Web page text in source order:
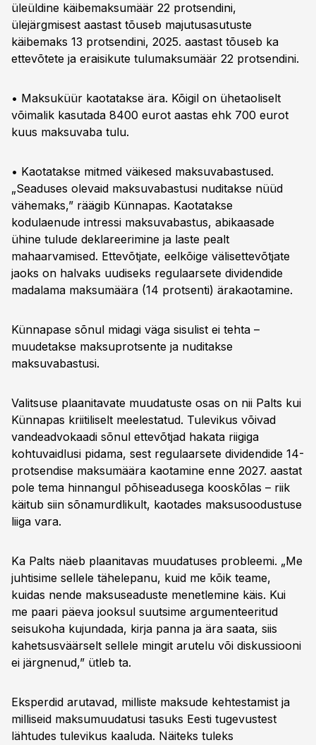
üleüldine käibemaksumäär 22 protsendini,
ülejärgmisest aastast tõuseb majutusasutuste
käibemaks 13 protsendini, 2025. aastast tõuseb ka
ettevõtete ja eraisikute tulumaksumäär 22 protsendini.
• Maksuküür kaotatakse ära. Kõigil on ühetaoliselt
võimalik kasutada 8400 eurot aastas ehk 700 eurot
kuus maksuvaba tulu.
• Kaotatakse mitmed väikesed maksuvabastused.
„Seaduses olevaid maksuvabastusi nuditakse nüüd
vähemaks,” räägib Künnapas. Kaotatakse
kodulaenude intressi maksuvabastus, abikaasade
ühine tulude deklareerimine ja laste pealt
mahaarvamised. Ettevõtjate, eelkõige välisettevõtjate
jaoks on halvaks uudiseks regulaarsete dividendide
madalama maksumäära (14 protsenti) ärakaotamine.
Künnapase sõnul midagi väga sisulist ei tehta –
muudetakse maksuprotsente ja nuditakse
maksuvabastusi.
Valitsuse plaanitavate muudatuste osas on nii Palts kui
Künnapas kriitiliselt meelestatud. Tulevikus võivad
vandeadvokaadi sõnul ettevõtjad hakata riigiga
kohtuvaidlusi pidama, sest regulaarsete dividendide 14-
protsendise maksumäära kaotamine enne 2027. aastat
pole tema hinnangul põhiseadusega kooskõlas – riik
käitub siin sõnamurdlikult, kaotades maksusoodustuse
liiga vara.
Ka Palts näeb plaanitavas muudatuses probleemi. „Me
juhtisime sellele tähelepanu, kuid me kõik teame,
kuidas nende maksuseaduste menetlemine käis. Kui
me paari päeva jooksul suutsime argumenteeritud
seisukoha kujundada, kirja panna ja ära saata, siis
kahetsusväärselt sellele mingit arutelu või diskussiooni
ei järgnenud,” ütleb ta.
Eksperdid arutavad, milliste maksude kehtestamist ja
milliseid maksumuudatusi tasuks Eesti tugevustest
lähtudes tulevikus kaaluda. Näiteks tuleks